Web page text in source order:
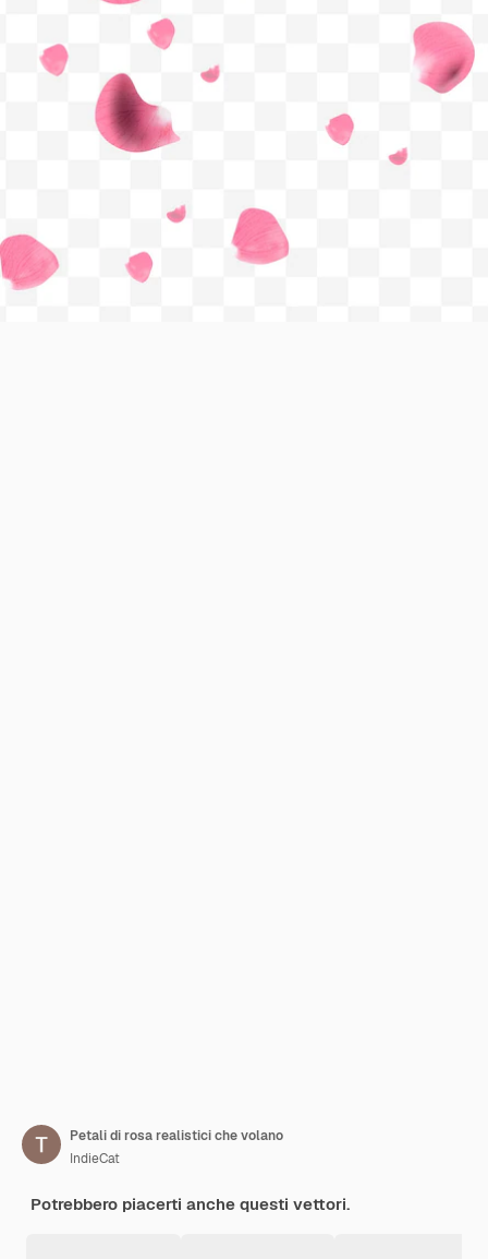
Petali di rosa realistici che volano
IndieCat
Potrebbero piacerti anche questi vettori.